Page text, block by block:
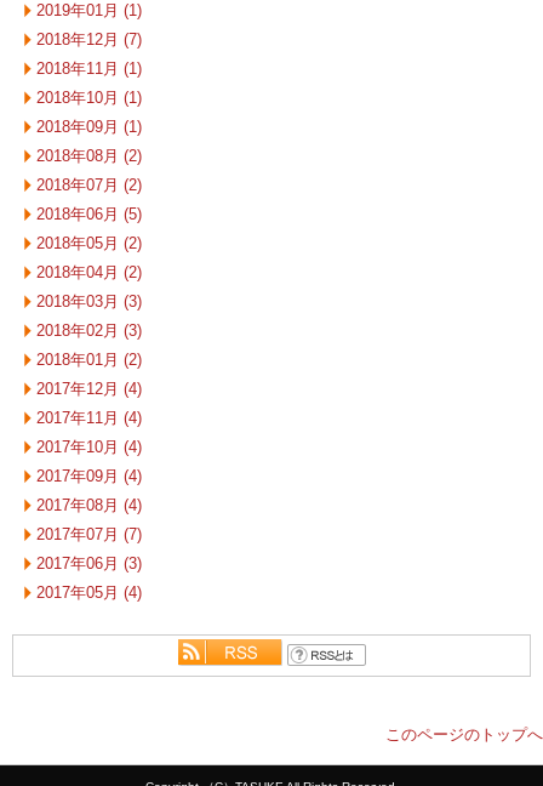
2019年01月 (1)
2018年12月 (7)
2018年11月 (1)
2018年10月 (1)
2018年09月 (1)
2018年08月 (2)
2018年07月 (2)
2018年06月 (5)
2018年05月 (2)
2018年04月 (2)
2018年03月 (3)
2018年02月 (3)
2018年01月 (2)
2017年12月 (4)
2017年11月 (4)
2017年10月 (4)
2017年09月 (4)
2017年08月 (4)
2017年07月 (7)
2017年06月 (3)
2017年05月 (4)
このページのトップへ